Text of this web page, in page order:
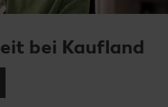
bei Kaufland